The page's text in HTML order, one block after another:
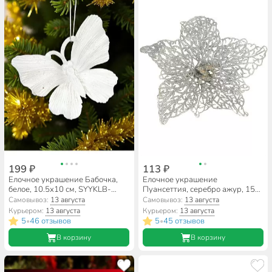
199 ₽
Елочное украшение Бабочка,
белое, 10.5х10 см, SYYKLB-
1822125
Самовывоз: 13 августа
Курьером: 13 августа
5•46 отзывов
В корзину
113 ₽
Елочное украшение
Пуансеттия, серебро ажур, 15
см, на прищепке, Y4-3005
Самовывоз: 13 августа
Курьером: 13 августа
5•45 отзывов
В корзину